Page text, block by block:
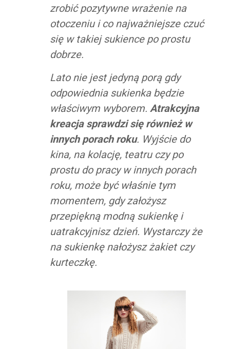
zrobić pozytywne wrażenie na
otoczeniu i co najważniejsze czuć
się w takiej sukience po prostu
dobrze.
Lato nie jest jedyną porą gdy
odpowiednia sukienka będzie
właściwym wyborem. Atrakcyjna
kreacja sprawdzi się również w
innych porach roku. Wyjście do
kina, na kolację, teatru czy po
prostu do pracy w innych porach
roku, może być właśnie tym
momentem, gdy założysz
przepiękną modną sukienkę i
uatrakcyjnisz dzień. Wystarczy że
na sukienkę nałożysz żakiet czy
kurteczkę.